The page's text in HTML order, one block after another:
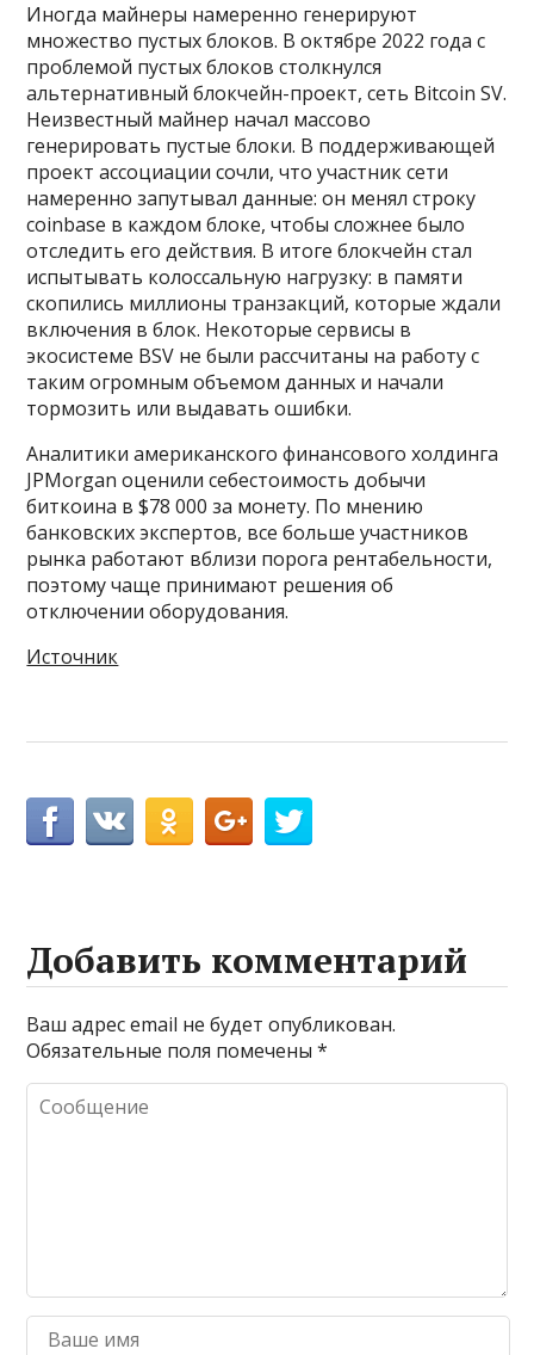
Иногда майнеры намеренно генерируют
множество пустых блоков. В октябре 2022 года с
проблемой пустых блоков столкнулся
альтернативный блокчейн-проект, сеть Bitcoin SV.
Неизвестный майнер начал массово
генерировать пустые блоки. В поддерживающей
проект ассоциации сочли, что участник сети
намеренно запутывал данные: он менял строку
coinbase в каждом блоке, чтобы сложнее было
отследить его действия. В итоге блокчейн стал
испытывать колоссальную нагрузку: в памяти
скопились миллионы транзакций, которые ждали
включения в блок. Некоторые сервисы в
экосистеме BSV не были рассчитаны на работу с
таким огромным объемом данных и начали
тормозить или выдавать ошибки.
Аналитики американского финансового холдинга
JPMorgan оценили себестоимость добычи
биткоина в $78 000 за монету. По мнению
банковских экспертов, все больше участников
рынка работают вблизи порога рентабельности,
поэтому чаще принимают решения об
отключении оборудования.
Источник
Добавить комментарий
Ваш адрес email не будет опубликован.
Обязательные поля помечены*